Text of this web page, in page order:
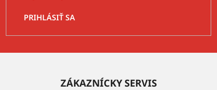
PRIHLÁSIŤ SA
ZÁKAZNÍCKY SERVIS